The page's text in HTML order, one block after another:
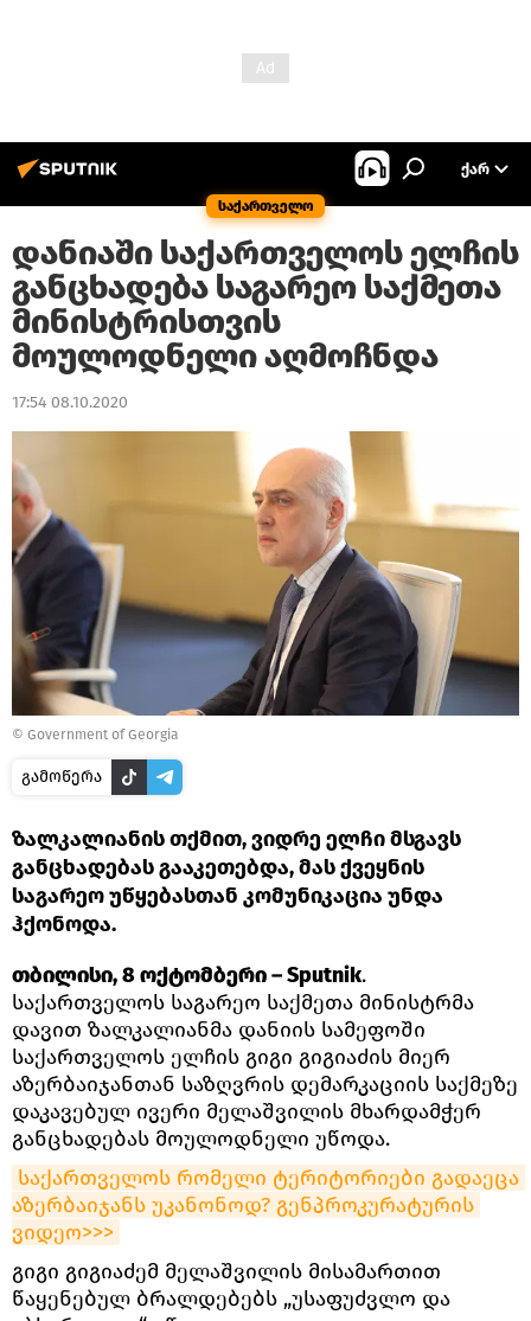
საქართველო
ᲥᲐᲠ
დანიაში საქართველოს ელჩის
განცხადება საგარეო საქმეთა
მინისტრისთვის
მოულოდნელი აღმოჩნდა
17:54 08.10.2020
© Government of Georgia
გამოწერა
ზალკალიანის თქმით, ვიდრე ელჩი მსგავს
განცხადებას გააკეთებდა, მას ქვეყნის
საგარეო უწყებასთან კომუნიკაცია უნდა
ჰქონოდა.
თბილისი, 8 ოქტომბერი – Sputnik.
საქართველოს საგარეო საქმეთა მინისტრმა
დავით ზალკალიანმა დანიის სამეფოში
საქართველოს ელჩის გიგი გიგიაძის მიერ
აზერბაიჯანთან საზღვრის დემარკაციის საქმეზე
დაკავებულ ივერი მელაშვილის მხარდამჭერ
განცხადებას მოულოდნელი უწოდა.
საქართველოს რომელი ტერიტორიები გადაეცა
აზერბაიჯანს უკანონოდ? გენპროკურატურის
ვიდეო>>>
გიგი გიგიაძემ მელაშვილის მისამართით
წაყენებულ ბრალდებებს „უსაფუძვლო და